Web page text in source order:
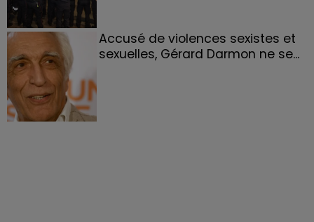
Accusé de violences sexistes et
sexuelles, Gérard Darmon ne se...